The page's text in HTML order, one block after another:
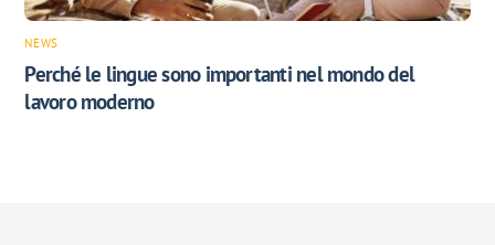
NEWS
Perché le lingue sono importanti nel mondo del
lavoro moderno